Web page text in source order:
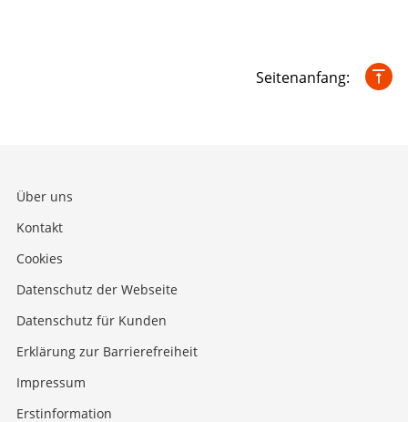
Seitenanfang:
Über uns
Kontakt
Cookies
Datenschutz der Webseite
Datenschutz für Kunden
Erklärung zur Barrierefreiheit
Impressum
Erstinformation